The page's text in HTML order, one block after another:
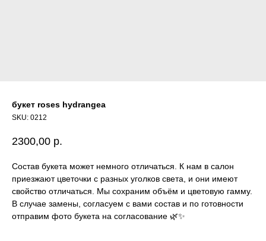
букет roses hydrangea
SKU: 0212
2300,00 р.
Состав букета может немного отличаться. К нам в салон
приезжают цветочки с разных уголков света, и они имеют
свойство отличаться. Мы сохраним объём и цветовую гамму.
В случае замены, согласуем с вами состав и по готовности
отправим фото букета на согласование 🌿✨